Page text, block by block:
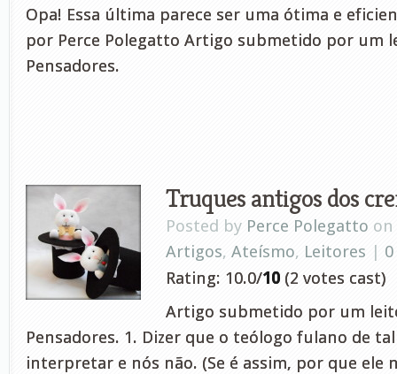
Opa! Essa última parece ser uma ótima e
por Perce Polegatto Artigo submetido por um
Pensadores.
Truques antigos dos
Posted by Perce Polegatto on
Artigos, Ateísmo, Leitores |
Rating: 10.0/10 (2 votes cast)
Artigo submetido por um
Pensadores. 1. Dizer que o teólogo fulano de
interpretar e nós não. (Se é assim, por que ele